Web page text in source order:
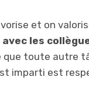
et on
les
toute autre
imparti est